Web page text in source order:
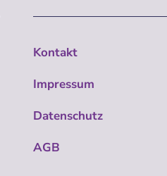
Kontakt
Impressum
Datenschutz
AGB